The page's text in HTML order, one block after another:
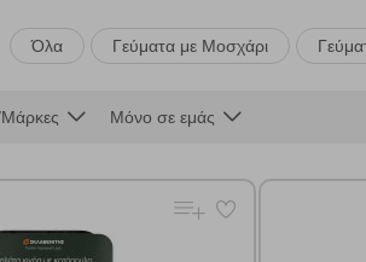
Όλα Γεύματα με Μοσχάρι
Μόνο σε εμάς
Χρησιμοποιήστε τη για πιο γρήγορη
Γράψτε τα προϊόντα που επιθυμείτε,
κλικ στο κουμπί "Αναζήτηση". Θα